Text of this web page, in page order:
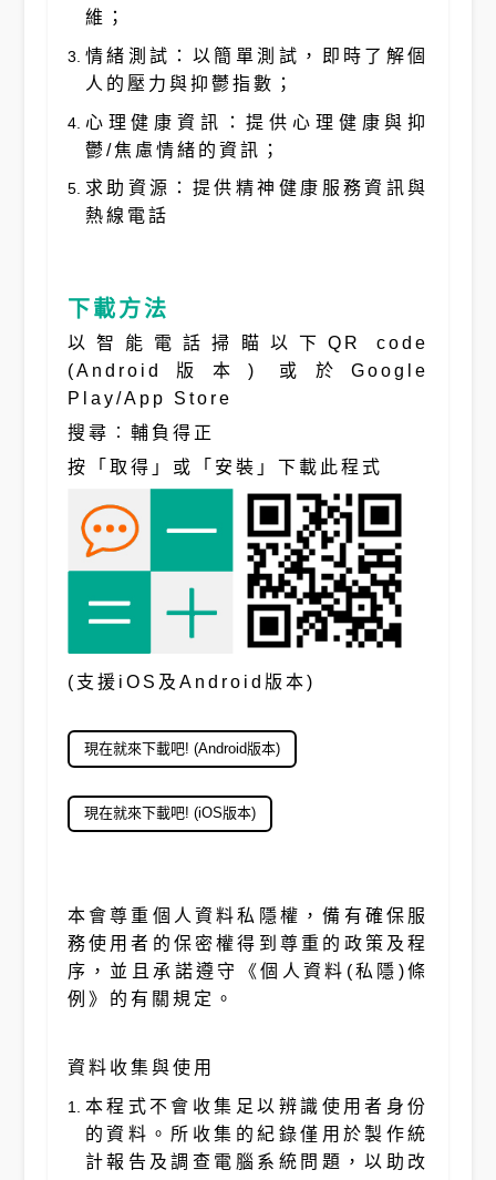
維；
情緒測試：以簡單測試，即時了解個
人的壓力與抑鬱指數；
心理健康資訊：提供心理健康與抑
鬱/焦慮情緒的資訊；
求助資源：提供精神健康服務資訊與
熱線電話
下載方法
以智能電話掃瞄以下QR code
(Android版本) 或於Google
Play/App Store
搜尋︰輔負得正
按「取得」或「安裝」下載此程式
(支援iOS及Android版本)
現在就來下載吧! (Android版本)
現在就來下載吧! (iOS版本)
本會尊重個人資料私隱權，備有確保服
務使用者的保密權得到尊重的政策及程
序，並且承諾遵守《個人資料(私隱)條
例》的有關規定。
資料收集與使用
本程式不會收集足以辨識使用者身份
的資料。所收集的紀錄僅用於製作統
計報告及調查電腦系統問題，以助改